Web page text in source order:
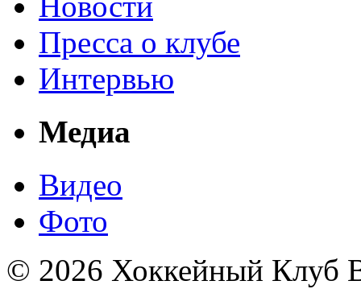
Пресса о клубе
Интервью
Медиа
Видео
Фото
© 2026 Хоккейный Клуб